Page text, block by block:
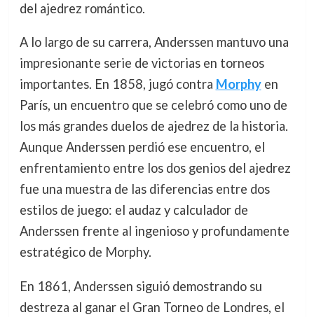
del ajedrez romántico.
A lo largo de su carrera, Anderssen mantuvo una
impresionante serie de victorias en torneos
importantes. En 1858, jugó contra Morphyen
París, un encuentro que se celebró como uno de
los más grandes duelos de ajedrez de la historia.
Aunque Anderssen perdió ese encuentro, el
enfrentamiento entre los dos genios del ajedrez
fue una muestra de las diferencias entre dos
estilos de juego: el audaz y calculador de
Anderssen frente al ingenioso y profundamente
estratégico de Morphy.
En 1861, Anderssen siguió demostrando su
destreza al ganar el Gran Torneo de Londres, el